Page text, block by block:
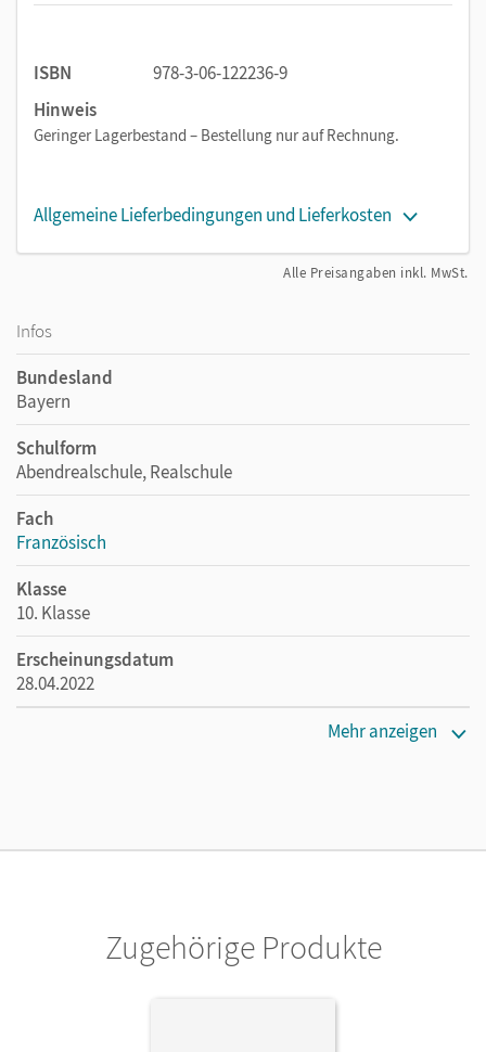
ISBN
978-3-06-122236-9
Hinweis
Geringer Lagerbestand – Bestellung nur auf Rechnung.
Allgemeine Lieferbedingungen und Lieferkosten
Alle Preisangaben inkl. MwSt.
Infos
Bundesland
Bayern
Schulform
Abendrealschule, Realschule
Fach
Französisch
Klasse
10. Klasse
Erscheinungsdatum
28.04.2022
Mehr anzeigen
Zugehörige Produkte